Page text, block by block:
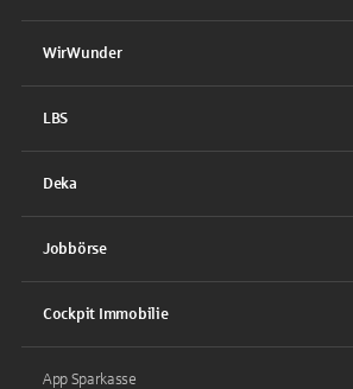
WirWunder
LBS
Deka
Jobbörse
Cockpit Immobilie
App Sparkasse